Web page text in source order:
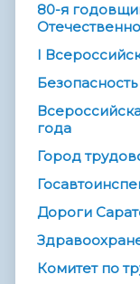
80-я
I
года
Город
Дороги
Комитет по